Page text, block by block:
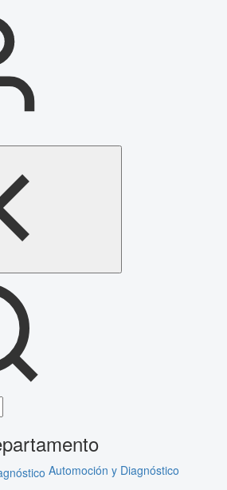
Automoción y Diagnóstico